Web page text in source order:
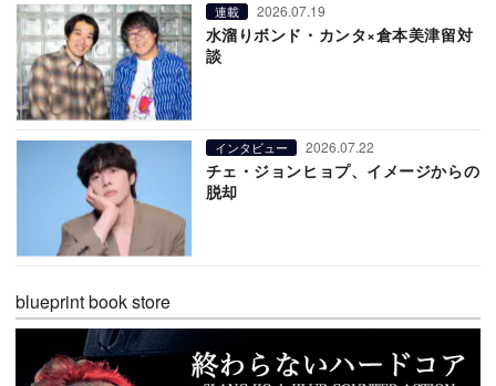
連載 2026.07.19
水溜りボンド・カンタ×倉本美津留対
談
インタビュー 2026.07.22
チェ・ジョンヒョプ、イメージからの
脱却
blueprint book store